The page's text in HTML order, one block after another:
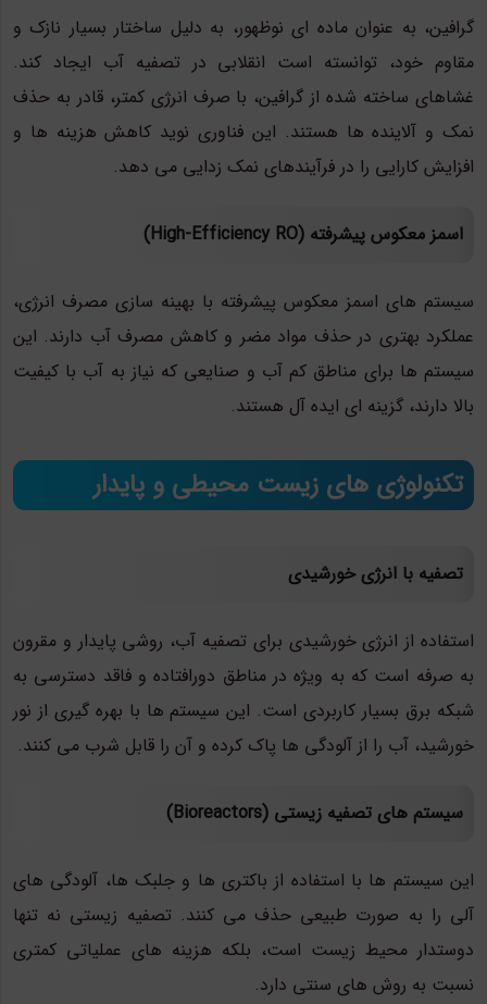
گرافین، به عنوان ماده ای نوظهور، به دلیل ساختار بسیار نازک و
مقاوم خود، توانسته است انقلابی در تصفیه آب ایجاد کند.
غشاهای ساخته شده از گرافین، با صرف انرژی کمتر، قادر به حذف
نمک و آلاینده ها هستند. این فناوری نوید کاهش هزینه ها و
افزایش کارایی را در فرآیندهای نمک زدایی می دهد.
اسمز معکوس پیشرفته (High-Efficiency RO)
سیستم های اسمز معکوس پیشرفته با بهینه سازی مصرف انرژی،
عملکرد بهتری در حذف مواد مضر و کاهش مصرف آب دارند. این
سیستم ها برای مناطق کم آب و صنایعی که نیاز به آب با کیفیت
بالا دارند، گزینه ای ایده آل هستند.
تکنولوژی های زیست محیطی و پایدار
تصفیه با انرژی خورشیدی
استفاده از انرژی خورشیدی برای تصفیه آب، روشی پایدار و مقرون
به صرفه است که به ویژه در مناطق دورافتاده و فاقد دسترسی به
شبکه برق بسیار کاربردی است. این سیستم ها با بهره گیری از نور
خورشید، آب را از آلودگی ها پاک کرده و آن را قابل شرب می کنند.
سیستم های تصفیه زیستی (Bioreactors)
این سیستم ها با استفاده از باکتری ها و جلبک ها، آلودگی های
آلی را به صورت طبیعی حذف می کنند. تصفیه زیستی نه تنها
دوستدار محیط زیست است، بلکه هزینه های عملیاتی کمتری
نسبت به روش های سنتی دارد.